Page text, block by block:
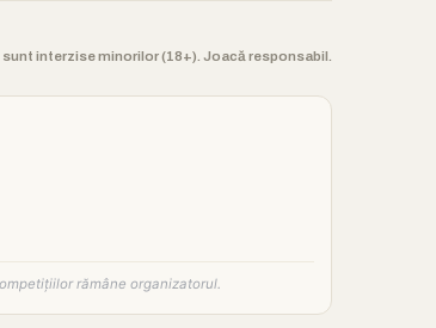
interzise minorilor (18+). Joacă responsabil.
rămâne organizatorul.